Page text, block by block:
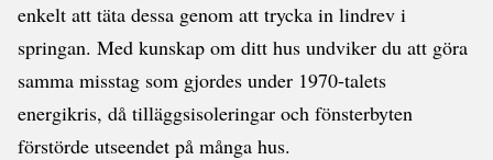
enkelt att täta dessa genom att trycka in lindrev i
springan. Med kunskap om ditt hus undviker du att göra
samma misstag som gjordes under 1970-talets
energikris, då tilläggsisoleringar och fönsterbyten
förstörde utseendet på många hus.